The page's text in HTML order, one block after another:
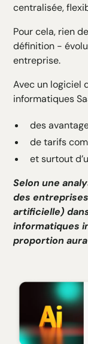
centralisée,
Pour cela, rien
définition -
entreprise.
Avec un logiciel
informatiques
des
de tarifs
et surtout
Selon une
des
artificielle)
informatiques
proportion